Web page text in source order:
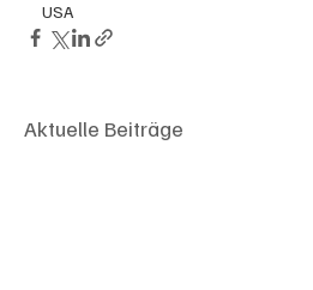
USA
Aktuelle Beiträge